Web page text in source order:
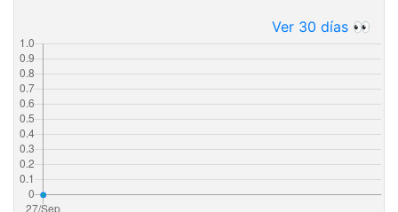
Ver 30 días 👀